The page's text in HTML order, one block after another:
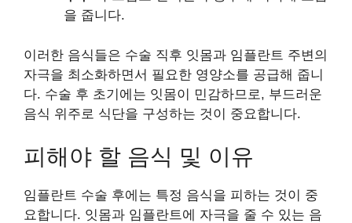
을 줍니다.
이러한 음식들은 수술 직후 잇몸과 임플란트 주변의
자극을 최소화하면서 필요한 영양소를 공급해 줍니
다. 수술 후 초기에는 잇몸이 민감하므로, 부드러운
음식 위주로 식단을 구성하는 것이 중요합니다.
피해야 할 음식 및 이유
임플란트 수술 후에는 특정 음식을 피하는 것이 중
요합니다. 잇몸과 임플란트에 자극을 줄 수 있는 음